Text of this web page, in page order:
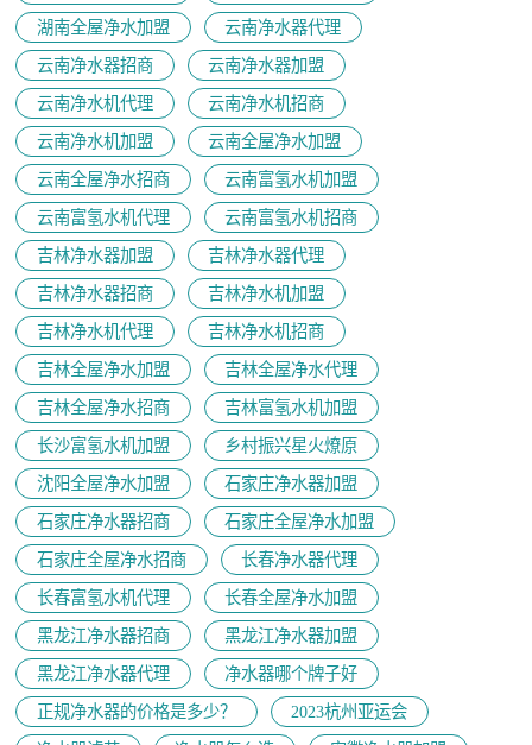
湖南全屋净水加盟
云南净水器代理
云南净水器招商
云南净水器加盟
云南净水机代理
云南净水机招商
云南净水机加盟
云南全屋净水加盟
云南全屋净水招商
云南富氢水机加盟
云南富氢水机代理
云南富氢水机招商
吉林净水器加盟
吉林净水器代理
吉林净水器招商
吉林净水机加盟
吉林净水机代理
吉林净水机招商
吉林全屋净水加盟
吉林全屋净水代理
吉林全屋净水招商
吉林富氢水机加盟
长沙富氢水机加盟
乡村振兴星火燎原
沈阳全屋净水加盟
石家庄净水器加盟
石家庄净水器招商
石家庄全屋净水加盟
石家庄全屋净水招商
长春净水器代理
长春富氢水机代理
长春全屋净水加盟
黑龙江净水器招商
黑龙江净水器加盟
黑龙江净水器代理
净水器哪个牌子好
正规净水器的价格是多少？
2023杭州亚运会